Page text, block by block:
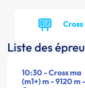
Liste des
10:30 - Cross ma
(m1+) m - 9120 m -